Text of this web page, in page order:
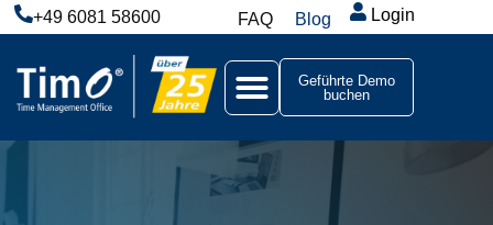
+49 6081 58600 FAQ Blog Login
Geführte Demo
buchen